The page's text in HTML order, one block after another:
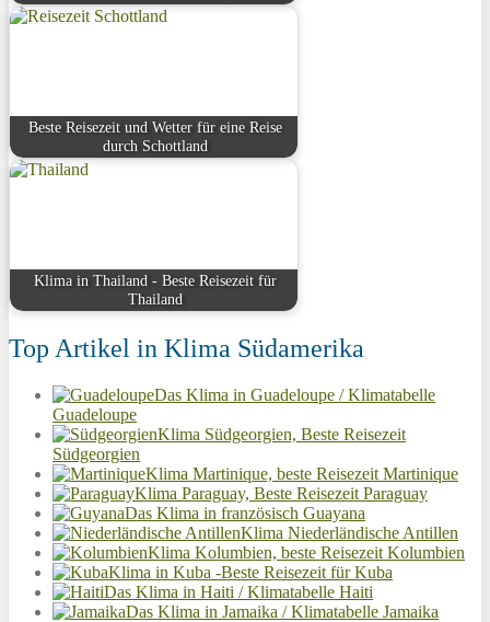
Beste Reisezeit und Wetter für eine Reise
durch Schottland
Klima in Thailand - Beste Reisezeit für
Thailand
Top Artikel in Klima Südamerika
Das Klima in Guadeloupe / Klimatabelle
Guadeloupe
Klima Südgeorgien, Beste Reisezeit
Südgeorgien
Klima Martinique, beste Reisezeit Martinique
Klima Paraguay, Beste Reisezeit Paraguay
Das Klima in französisch Guayana
Klima Niederländische Antillen
Klima Kolumbien, beste Reisezeit Kolumbien
Klima in Kuba -Beste Reisezeit für Kuba
Das Klima in Haiti / Klimatabelle Haiti
Das Klima in Jamaika / Klimatabelle Jamaika